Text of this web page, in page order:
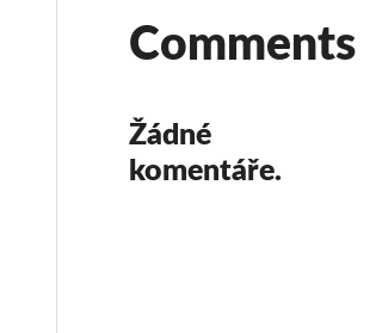
Comments
Žádné
komentáře.